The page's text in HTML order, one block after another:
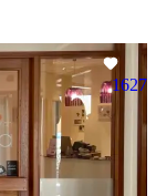
1627